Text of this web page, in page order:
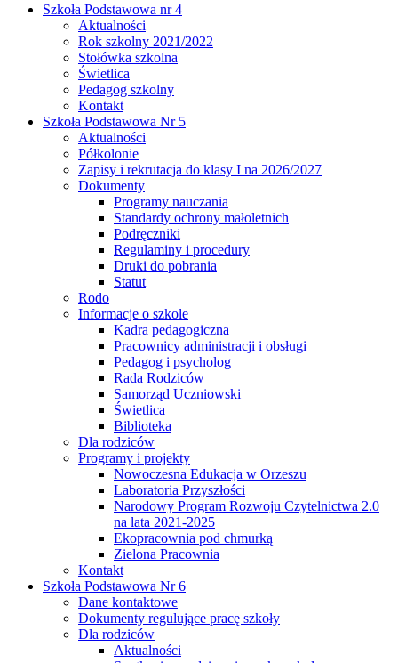
Szkoła Podstawowa nr 4
Aktualności
Rok szkolny 2021/2022
Stołówka szkolna
Świetlica
Pedagog szkolny
Kontakt
Szkoła Podstawowa Nr 5
Aktualności
Półkolonie
Zapisy i rekrutacja do klasy I na 2026/2027
Dokumenty
Programy nauczania
Standardy ochrony małoletnich
Podręczniki
Regulaminy i procedury
Druki do pobrania
Statut
Rodo
Informacje o szkole
Kadra pedagogiczna
Pracownicy administracji i obsługi
Pedagog i psycholog
Rada Rodziców
Samorząd Uczniowski
Świetlica
Biblioteka
Dla rodziców
Programy i projekty
Nowoczesna Edukacja w Orzeszu
Laboratoria Przyszłości
Narodowy Program Rozwoju Czytelnictwa 2.0
na lata 2021-2025
Ekopracownia pod chmurką
Zielona Pracownia
Kontakt
Szkoła Podstawowa Nr 6
Dane kontaktowe
Dokumenty regulujące pracę szkoły
Dla rodziców
Aktualności